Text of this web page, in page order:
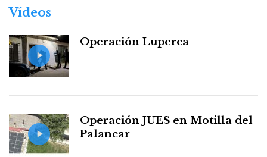
Vídeos
Operación Luperca
Operación JUES en Motilla del
Palancar